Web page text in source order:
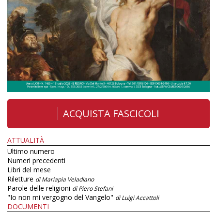
ACQUISTA FASCICOLI
ATTUALITÀ
Ultimo numero
Numeri precedenti
Libri del mese
Riletture di Mariapia Veladiano
Parole delle religioni di Piero Stefani
"Io non mi vergogno del Vangelo" di Luigi Accattoli
DOCUMENTI